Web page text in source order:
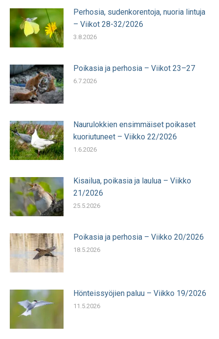
Perhosia, sudenkorentoja, nuoria lintuja
– Viikot 28-32/2026
3.8.2026
Poikasia ja perhosia – Viikot 23–27
6.7.2026
Naurulokkien ensimmäiset poikaset
kuoriutuneet – Viikko 22/2026
1.6.2026
Kisailua, poikasia ja laulua – Viikko
21/2026
25.5.2026
Poikasia ja perhosia – Viikko 20/2026
18.5.2026
Hönteissyöjien paluu – Viikko 19/2026
11.5.2026